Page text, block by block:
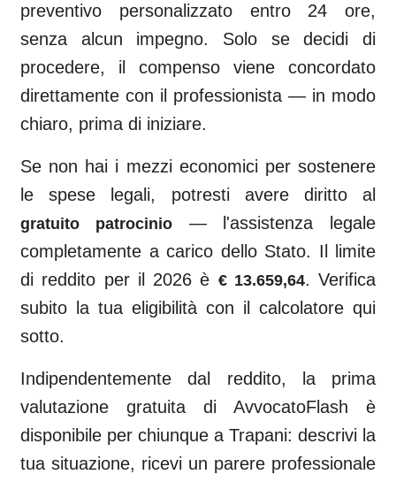
preventivo personalizzato entro 24 ore,
senza alcun impegno. Solo se decidi di
procedere, il compenso viene concordato
direttamente con il professionista — in modo
chiaro, prima di iniziare.
Se non hai i mezzi economici per sostenere
le spese legali, potresti avere diritto al
gratuito patrocinio— l'assistenza legale
completamente a carico dello Stato. Il limite
di reddito per il 2026 è € 13.659,64. Verifica
subito la tua eligibilità con il calcolatore qui
sotto.
Indipendentemente dal reddito, la prima
valutazione gratuita di AvvocatoFlash è
disponibile per chiunque a Trapani: descrivi la
tua situazione, ricevi un parere professionale